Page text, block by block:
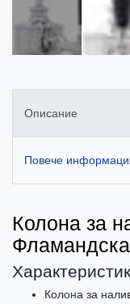
Описание
Повече
Колона за
Колона за